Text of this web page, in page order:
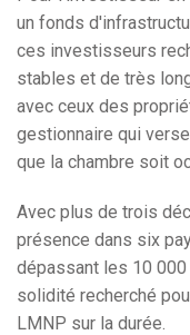
un fonds
ces investisseurs
stables et de très
avec ceux des
gestionnaire qui
que la chambre soit
Avec plus de trois
présence dans six
dépassant les 10
solidité recherché
LMNP sur la durée.